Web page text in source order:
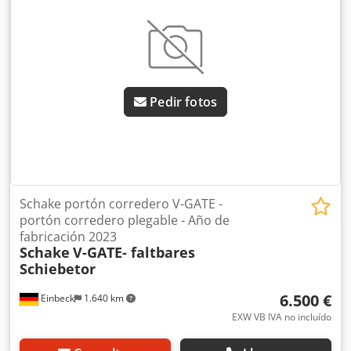
dude en solicitarnos fotos actuales - Inspección posible en
37574 Einbeck previa cita Dodpfxey A E N Ao Amlsck Precio:
3.300 EUR más IVA | EXW Einbeck | Entrega bajo consulta
Pedir fotos
Einbeck 1.640 km
Schake portón corredero V-GATE -
portón corredero plegable - Año de
fabricación 2023
Schake V-GATE- faltbares
Schiebetor
6.500 €
EXW VB IVA no incluído